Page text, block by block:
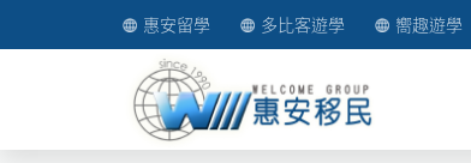
惠安留學 多比客遊學 嚮趣遊學